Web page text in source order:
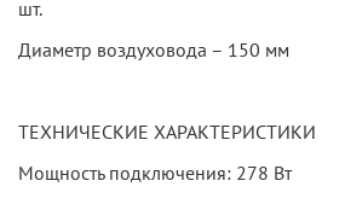
шт.
Диаметр воздуховода – 150 мм
ТЕХНИЧЕСКИЕ ХАРАКТЕРИСТИКИ
Мощность подключения: 278 Вт